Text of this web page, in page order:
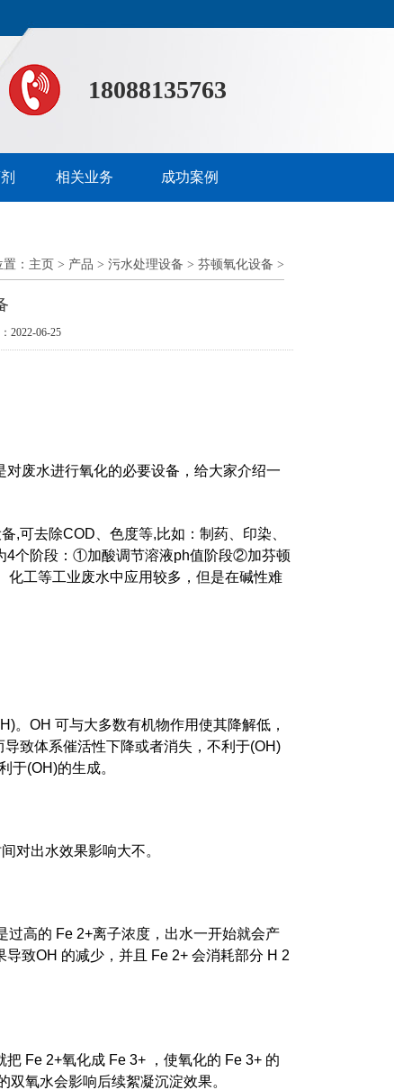
18088135763
相关业务 成功案例
： 主页 > 产品 > 污水处理设备 > 芬顿氧化设备 >
2022-06-25
废水进行氧化的必要设备，给大家介绍一
,可去除COD、色度等,比如：制药、印染、
4个阶段：①加酸调节溶液ph值阶段②加芬顿
工等工业废水中应用较多，但是在碱性难
。OH 可与大多数有机物作用使其降解低，
致体系催活性下降或者消失，不利于(OH)
于(OH)的生成。
对出水效果影响大不。
过高的 Fe 2+离子浓度，出水一开始就会产
致OH 的减少，并且 Fe 2+ 会消耗部分 H 2
Fe 2+氧化成 Fe 3+ ，使氧化的 Fe 3+ 的
氧水会影响后续絮凝沉淀效果。